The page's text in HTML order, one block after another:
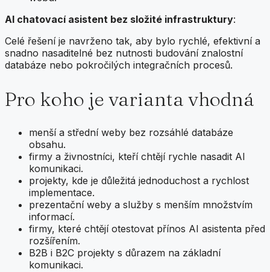
AI chatovací asistent bez složité infrastruktury:
Celé řešení je navrženo tak, aby bylo rychlé, efektivní a
snadno nasaditelné bez nutnosti budování znalostní
databáze nebo pokročilých integračních procesů.
Pro koho je varianta vhodná
menší a střední weby bez rozsáhlé databáze
obsahu.
firmy a živnostníci, kteří chtějí rychle nasadit AI
komunikaci.
projekty, kde je důležitá jednoduchost a rychlost
implementace.
prezentační weby a služby s menším množstvím
informací.
firmy, které chtějí otestovat přínos AI asistenta před
rozšířením.
B2B i B2C projekty s důrazem na základní
komunikaci.